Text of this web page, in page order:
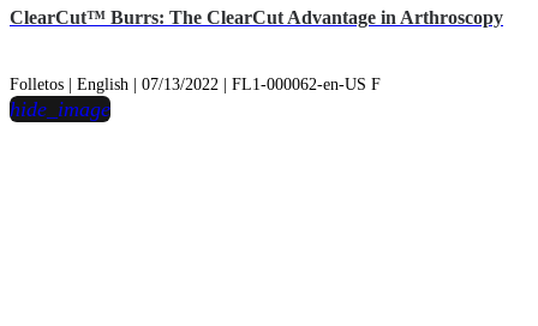
ClearCut™ Burrs: The ClearCut Advantage in Arthroscopy
Folletos | English | 07/13/2022 | FL1-000062-en-US F
hide_image